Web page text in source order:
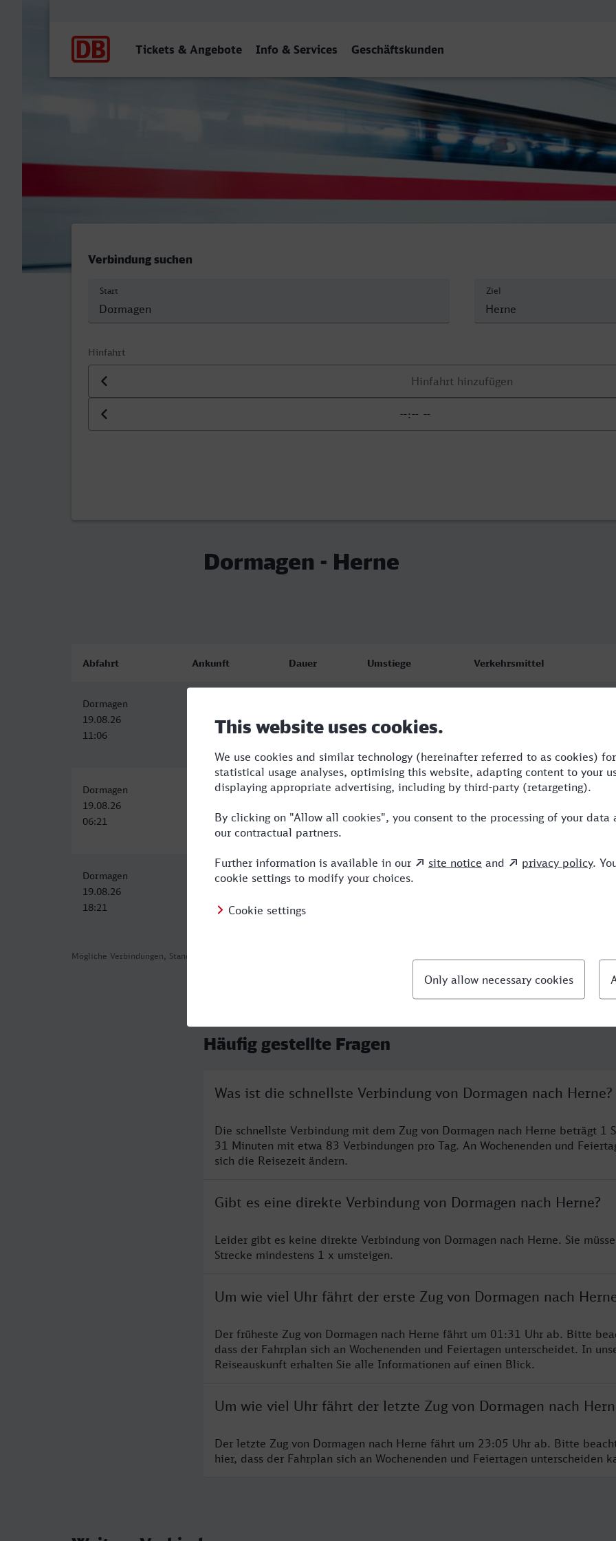
Tickets & Angebote Info & Services Geschäftskunden
Verbindung suchen
Start Ziel
Hinfahrt
Datum der Hinfahrt
Uhrzeit der Hinfahrt
Dormagen - Herne
Mögliche Verbindungen, Stand: 2026-08-05 16:59
Abfahrt Ankunft Dauer Umstiege Verkehrsmittel
Dormagen
19.08.26
11:06
19.08.26
Dormagen
19.08.26
06:21
Herne
08:07
1:46 2 RB,RE,NX
Dormagen
19.08.26
18:21
Herne
1:46 2
Häufig gestellte Fragen
Was ist die schnellste Verbindung von Dormagen nach Herne?
Die schnellste Verbindung mit dem Zug von Dormagen nach Herne beträgt 1
31 Minuten mit etwa 83 Verbindungen pro Tag. An Wochenenden und
sich die Reisezeit ändern.
Gibt es eine direkte Verbindung von Dormagen nach Herne?
Leider gibt es keine direkte Verbindung von Dormagen nach Herne. Sie
Strecke mindestens 1 x umsteigen.
Um wie viel Uhr fährt der erste Zug von Dormagen nach
Der früheste Zug von Dormagen nach Herne fährt um 01:31 Uhr ab. Bitte
dass der Fahrplan sich an Wochenenden und Feiertagen unterscheidet. In
Reiseauskunft erhalten Sie alle Informationen auf einen Blick.
Um wie viel Uhr fährt der letzte Zug von Dormagen nach
Der letzte Zug von Dormagen nach Herne fährt um 23:05 Uhr ab. Bitte
hier, dass der Fahrplan sich an Wochenenden und Feiertagen unterscheiden